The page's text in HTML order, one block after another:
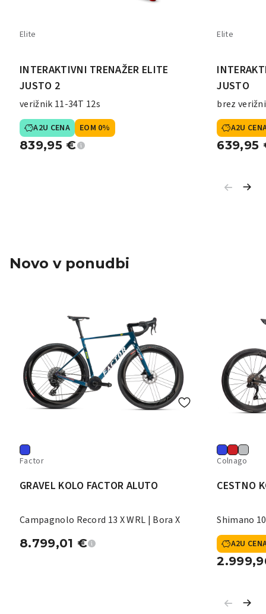
Elite
INTERAKTIVNI TRENAŽER ELITE
JUSTO 2
verižnik 11-34T 12s
A2U CENA EOM 0%
839,95 €
Elite
JUSTO
brez
A2U
639,95
Novo v ponudbi
Factor
GRAVEL KOLO FACTOR ALUTO
Campagnolo Record 13 X WRL | Bora X
8.799,01 €
Colnago
CESTNO
Shimano
A2U